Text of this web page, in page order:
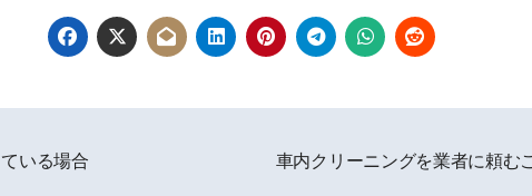
いる場合
車内クリーニングを業者に頼む